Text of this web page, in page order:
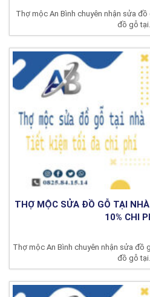
Thợ mộc An Bình chuyên nhận sửa đồ
đồ gỗ
THỢ MỘC SỬA ĐỒ GỖ TẠI
10% CHI
Thợ mộc An Bình chuyên nhận sửa đồ
đồ gỗ tại...